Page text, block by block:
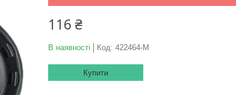
116 ₴
В наявності Код: 422464-M
Купити